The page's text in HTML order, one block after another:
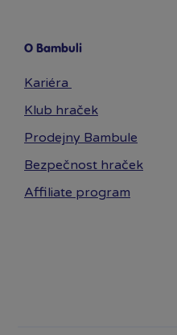
O Bambuli
Kariéra
Klub hraček
Prodejny Bambule
Bezpečnost hraček
Affiliate program